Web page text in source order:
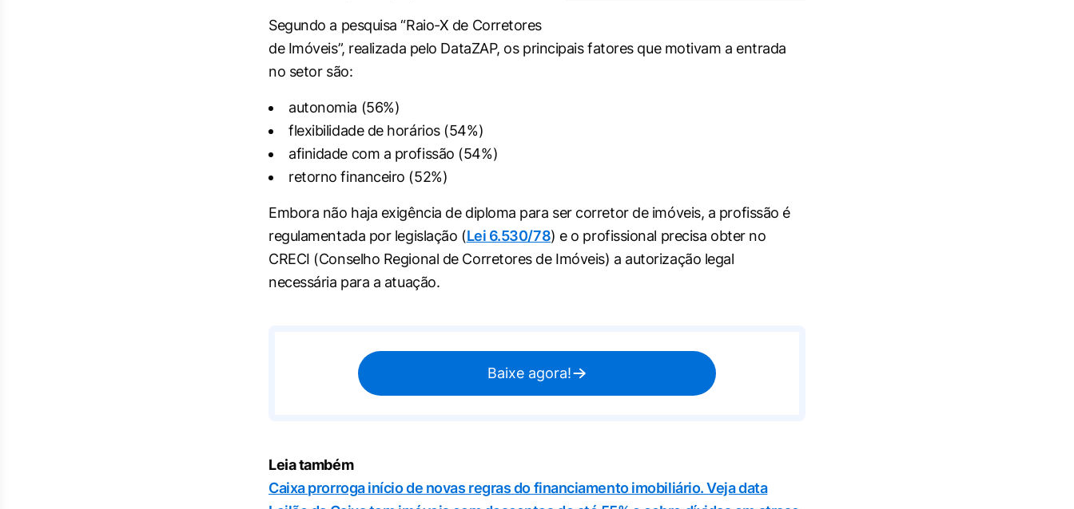
Segundo a pesquisa “Raio-X de Corretores
de Imóveis”, realizada pelo DataZAP, os principais fatores que motivam a entrada
no setor são:
autonomia (56%)
flexibilidade de horários (54%)
afinidade com a profissão (54%)
retorno financeiro (52%)
Embora não haja exigência de diploma para ser corretor de imóveis, a profissão é
regulamentada por legislação (Lei 6.530/78) e o profissional precisa obter no
CRECI (Conselho Regional de Corretores de Imóveis) a autorização legal
necessária para a atuação.
Baixe agora!
Leia também
Caixa prorroga início de novas regras do financiamento imobiliário. Veja data